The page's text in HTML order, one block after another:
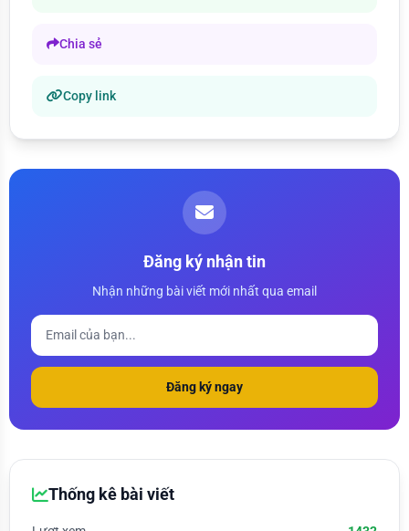
Chia sẻ
Copy link
Đăng ký nhận tin
Nhận những bài viết mới nhất qua email
Đăng ký ngay
Thống kê bài viết